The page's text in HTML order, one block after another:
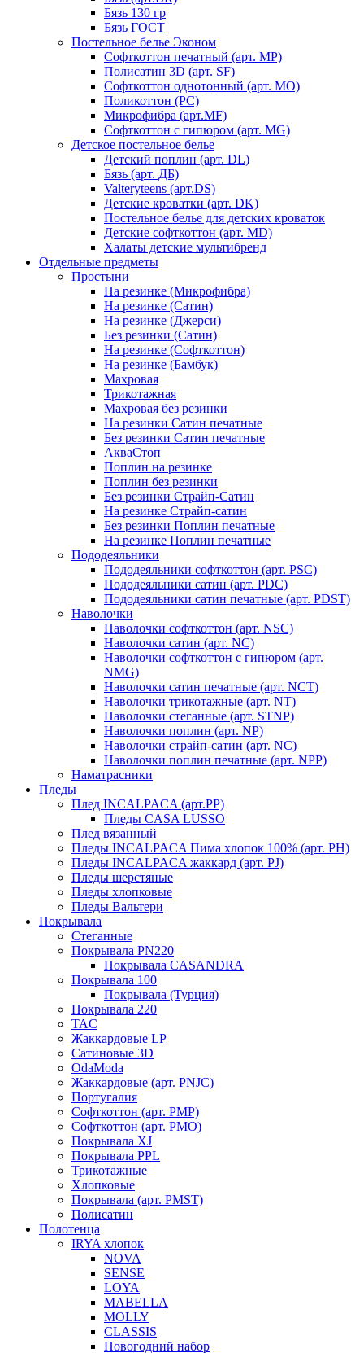
Бязь 130 гр
Бязь ГОСТ
Постельное белье Эконом
Софткоттон печатный (арт. MР)
Полисатин 3D (арт. SF)
Софткоттон однотонный (арт. MO)
Поликоттон (PC)
Микрофибра (арт.MF)
Софткоттон с гипюром (арт. MG)
Детское постельное белье
Детский поплин (арт. DL)
Бязь (арт. ДБ)
Valteryteens (арт.DS)
Детские кроватки (арт. DK)
Постельное белье для детских кроваток
Детские софткоттон (арт. MD)
Халаты детские мультибренд
Отдельные предметы
Простыни
На резинке (Микрофибра)
На резинке (Сатин)
На резинке (Джерси)
Без резинки (Сатин)
На резинке (Софткоттон)
На резинке (Бамбук)
Махровая
Трикотажная
Махровая без резинки
На резинки Сатин печатные
Без резинки Сатин печатные
АкваСтоп
Поплин на резинке
Поплин без резинки
Без резинки Страйп-Сатин
На резинке Страйп-сатин
Без резинки Поплин печатные
На резинке Поплин печатные
Пододеяльники
Пододеяльники софткоттон (арт. PSC)
Пододеяльники сатин (арт. PDC)
Пододеяльники сатин печатные (арт. PDST)
Наволочки
Наволочки софткоттон (арт. NSC)
Наволочки сатин (арт. NC)
Наволочки софткоттон с гипюром (арт.
NMG)
Наволочки сатин печатные (арт. NCT)
Наволочки трикотажные (арт. NT)
Наволочки стеганные (арт. STNP)
Наволочки поплин (арт. NP)
Наволочки страйп-сатин (арт. NC)
Наволочки поплин печатные (арт. NPP)
Наматрасники
Пледы
Плед INCALPACA (арт.PP)
Пледы CASA LUSSO
Плед вязанный
Пледы INCALPACA Пима хлопок 100% (арт. PH)
Пледы INCALPACA жаккард (арт. PJ)
Пледы шерстяные
Пледы хлопковые
Пледы Вальтери
Покрывала
Стеганные
Покрывала PN220
Покрывала CASANDRA
Покрывала 100
Покрывала (Турция)
Покрывала 220
TAC
Жаккардовые LP
Сатиновые 3D
OdaModa
Жаккардовые (арт. PNJC)
Португалия
Софткоттон (арт. PMP)
Софткоттон (арт. PMO)
Покрывала XJ
Покрывала PPL
Трикотажные
Хлопковые
Покрывала (арт. PMST)
Полисатин
Полотенца
IRYA хлопок
NOVA
SENSE
LOYA
MABELLA
MOLLY
CLASSIS
Новогодний набор